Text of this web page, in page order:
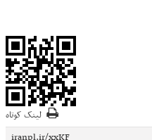
لینک کوتاه